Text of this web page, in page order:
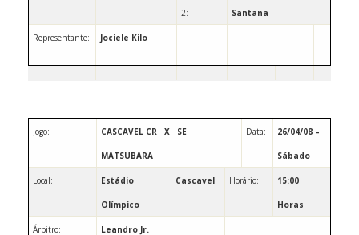
2: Santana
Representante: Jociele Kilo
Jogo: CASCAVEL CR X SE
MATSUBARA
Data: 26/04/08 –
Sábado
Local: Estádio
Olímpico
Cascavel Horário: 15:00
Horas
Árbitro: Leandro Jr.